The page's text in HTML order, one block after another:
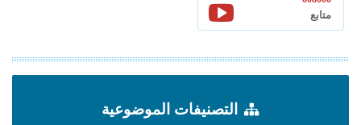
متابع
التصنيفات الموضوعية